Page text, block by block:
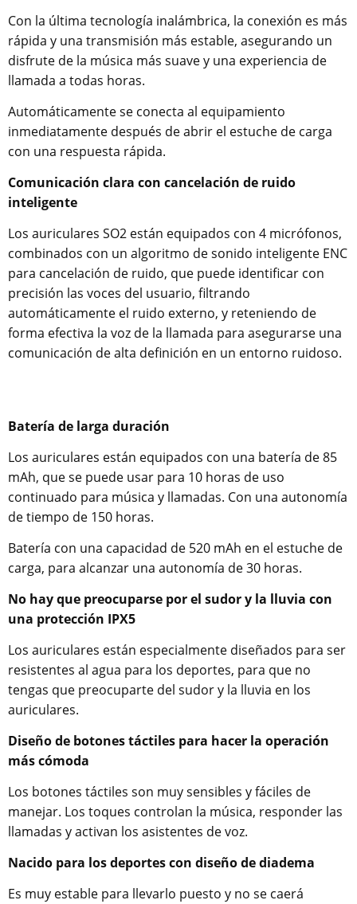
Con la última tecnología inalámbrica, la conexión es más
rápida y una transmisión más estable, asegurando un
disfrute de la música más suave y una experiencia de
llamada a todas horas.
Automáticamente se conecta al equipamiento
inmediatamente después de abrir el estuche de carga
con una respuesta rápida.
Comunicación clara con cancelación de ruido
inteligente
Los auriculares SO2 están equipados con 4 micrófonos,
combinados con un algoritmo de sonido inteligente ENC
para cancelación de ruido, que puede identificar con
precisión las voces del usuario, filtrando
automáticamente el ruido externo, y reteniendo de
forma efectiva la voz de la llamada para asegurarse una
comunicación de alta definición en un entorno ruidoso.
Batería de larga duración
Los auriculares están equipados con una batería de 85
mAh, que se puede usar para 10 horas de uso
continuado para música y llamadas. Con una autonomía
de tiempo de 150 horas.
Batería con una capacidad de 520 mAh en el estuche de
carga, para alcanzar una autonomía de 30 horas.
No hay que preocuparse por el sudor y la lluvia con
una protección IPX5
Los auriculares están especialmente diseñados para ser
resistentes al agua para los deportes, para que no
tengas que preocuparte del sudor y la lluvia en los
auriculares.
Diseño de botones táctiles para hacer la operación
más cómoda
Los botones táctiles son muy sensibles y fáciles de
manejar. Los toques controlan la música, responder las
llamadas y activan los asistentes de voz.
Nacido para los deportes con diseño de diadema
Es muy estable para llevarlo puesto y no se caerá